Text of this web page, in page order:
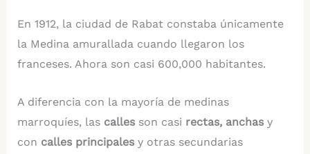
En 1912, la ciudad de Rabat constaba únicamente
la Medina amurallada cuando llegaron los
franceses. Ahora son casi 600,000 habitantes.
A diferencia con la mayoría de medinas
marroquíes, las calles son casi rectas, anchas y
con calles principalesy otras secundarias